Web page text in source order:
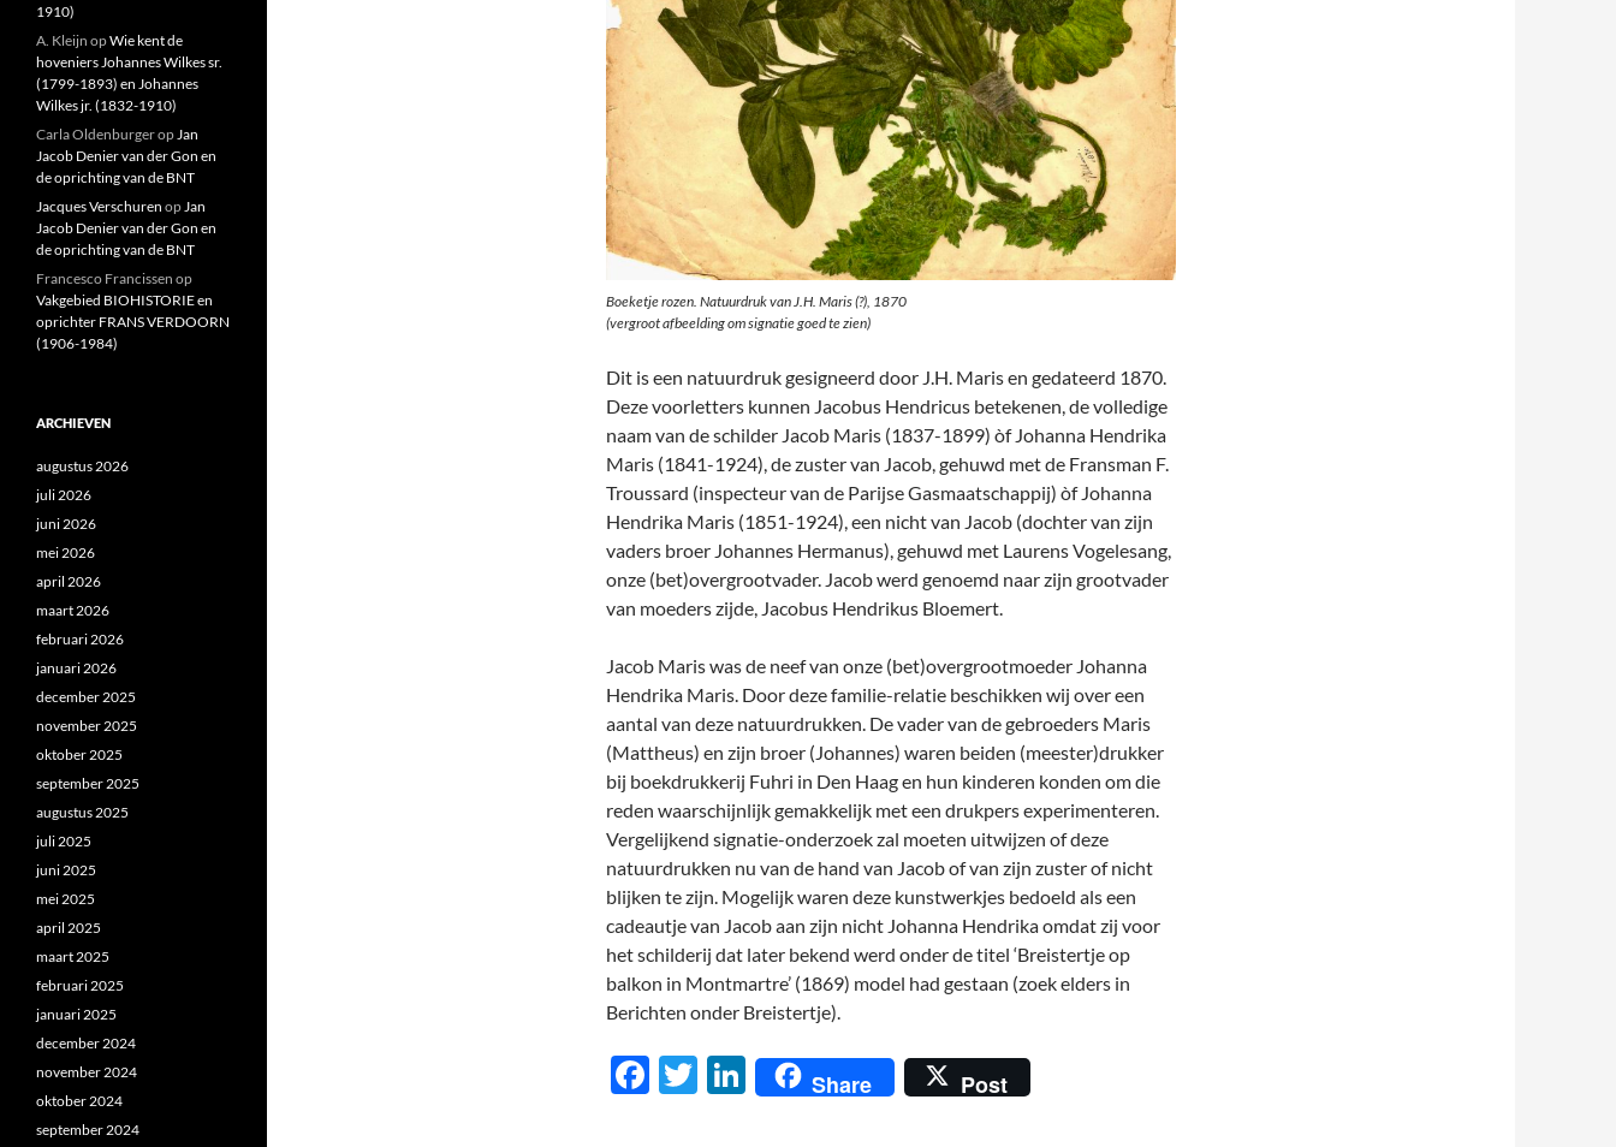
Boeketje rozen. Natuurdruk van J.H. Maris (?), 1870
(vergroot afbeelding om signatie goed te zien)
Dit is een natuurdruk gesigneerd door J.H. Maris en gedateerd 1870.
Deze voorletters kunnen Jacobus Hendricus betekenen, de volledige
naam van de schilder Jacob Maris (1837-1899) òf Johanna Hendrika
Maris (1841-1924), de zuster van Jacob, gehuwd met de Fransman F.
Troussard (inspecteur van de Parijse Gasmaatschappij) òf Johanna
Hendrika Maris (1851-1924), een nicht van Jacob (dochter van zijn
vaders broer Johannes Hermanus), gehuwd met Laurens Vogelesang,
onze (bet)overgrootvader. Jacob werd genoemd naar zijn grootvader
van moeders zijde, Jacobus Hendrikus Bloemert.
Jacob Maris was de neef van onze (bet)overgrootmoeder Johanna
Hendrika Maris. Door deze familie-relatie beschikken wij over een
aantal van deze natuurdrukken. De vader van de gebroeders Maris
(Mattheus) en zijn broer (Johannes) waren beiden (meester)drukker
bij boekdrukkerij Fuhri in Den Haag en hun kinderen konden om die
reden waarschijnlijk gemakkelijk met een drukpers experimenteren.
Vergelijkend signatie-onderzoek zal moeten uitwijzen of deze
natuurdrukken nu van de hand van Jacob of van zijn zuster of nicht
blijken te zijn. Mogelijk waren deze kunstwerkjes bedoeld als een
cadeautje van Jacob aan zijn nicht Johanna Hendrika omdat zij voor
het schilderij dat later bekend werd onder de titel ‘Breistertje op
balkon in Montmartre’ (1869) model had gestaan (zoek elders in
Berichten onder Breistertje).
F
T
Li
n
Share Post
1910)
A. Kleijn opWie kent de
hoveniers Johannes Wilkes sr.
(1799-1893) en Johannes
Wilkes jr. (1832-1910)
Carla Oldenburgerop Jan
Jacob Denier van der Gon en
de oprichting van de BNT
Jacques Verschuren op Jan
Jacob Denier van der Gon en
de oprichting van de BNT
Francesco Francissen op
Vakgebied BIOHISTORIE en
oprichter FRANS VERDOORN
(1906-1984)
ARCHIEVEN
augustus 2026
juli 2026
juni 2026
mei 2026
april 2026
maart 2026
februari 2026
januari 2026
december 2025
november 2025
oktober 2025
september 2025
augustus 2025
juli 2025
juni 2025
mei 2025
april 2025
maart 2025
februari 2025
januari 2025
december 2024
november 2024
oktober 2024
september 2024